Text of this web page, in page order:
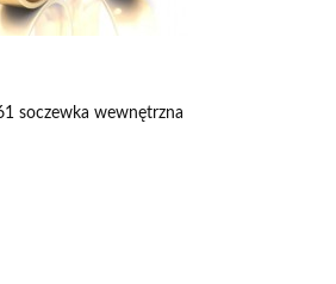
soczewka wewnętrzna